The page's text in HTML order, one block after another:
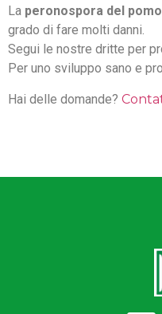
La peronospora del
grado di fare molti danni.
Segui le nostre dritte per
Per uno sviluppo sano e
Hai delle domande?